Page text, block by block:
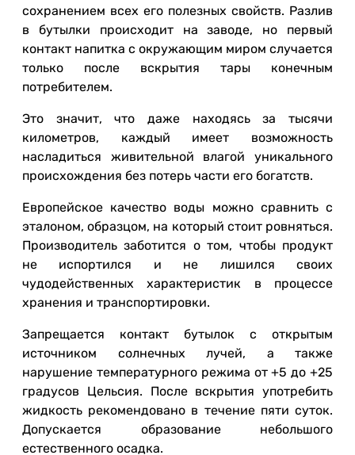
сохранением всех его полезных свойств. Разлив
в бутылки происходит на заводе, но первый
контакт напитка с окружающим миром случается
только после вскрытия тары конечным
потребителем.
Это значит, что даже находясь за тысячи
километров, каждый имеет возможность
насладиться живительной влагой уникального
происхождения без потерь части его богатств.
Европейское качество воды можно сравнить с
эталоном, образцом, на который стоит ровняться.
Производитель заботится о том, чтобы продукт
не испортился и не лишился своих
чудодейственных характеристик в процессе
хранения и транспортировки.
Запрещается контакт бутылок с открытым
источником солнечных лучей, а также
нарушение температурного режима от +5 до +25
градусов Цельсия. После вскрытия употребить
жидкость рекомендовано в течение пяти суток.
Допускается образование небольшого
естественного осадка.